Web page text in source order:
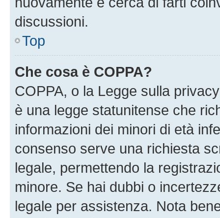
discussioni.
Top
Che cosa è COPPA?
COPPA, o la Legge sulla
è una legge statunitense che
informazioni dei minori di età
consenso serve una richiesta
legale, permettendo la
minore. Se hai dubbi o
legale per assistenza. Nota